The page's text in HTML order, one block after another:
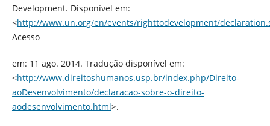
Development. Disponível em:
<http://www.un.org/en/events/righttodevelopment/
Acesso
em: 11 ago. 2014. Tradução disponível em:
<http://www.direitoshumanos.usp.br/index.php/Direito-
aoDesenvolvimento/declaracao-sobre-o-direito-
aodesenvolvimento.html>.